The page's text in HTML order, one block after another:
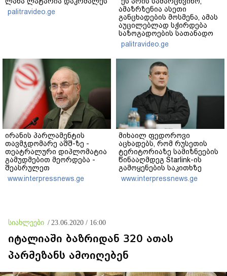
palitravideo.ge
ამაზრზენია ასეთი
განცხადების მოსმენა, ამას
აუცილებლად სჭირდება
საზოგადოების სათანადო
რეაქცია" - ირაკლი
კობახიძე
palitravideo.ge
ირანის პარლამენტის
თავმჯდომარე აშშ-ზე -
თეატრალური დიპლომატია
გამუდმებით მეორდება -
შეასრულეთ
ვალდებულებები, მეტი
თეატრი არ გვჭირდება
www.interpressnews.ge
მიხაილ ფედოროვი
აცხადებს, რომ რუსეთის
ტერიტორიაზე სამიზნეების
წინააღმდეგ Starlink-ის
გამოყენების საკითხზე
ილონ მასკთან
მოლაპარაკებებს
www.interpressnews.ge
სიახლეები / 23.06.2020 / 16:00
იტალიაში ბაზრიდან 320 ათას
პარმეზანს ამოიღებენ